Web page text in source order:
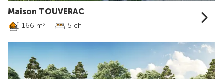
Maison TOUVERAC
166 m2 5 ch